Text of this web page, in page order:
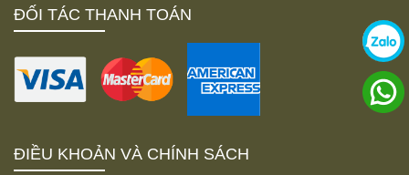
ĐỐI TÁC THANH TOÁN
ĐIỀU KHOẢN VÀ CHÍNH SÁCH